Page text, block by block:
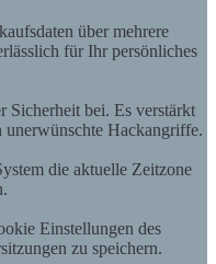
über mehrere
für Ihr persönliches
Sicherheit bei. Es verstärkt
unerwünschte Hackangriffe.
die aktuelle Zeitzone
Einstellungen des
zu speichern.